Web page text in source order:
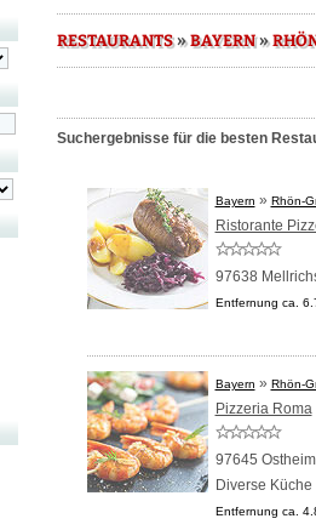
RESTAURANTS»BAYERN»
Suchergebnisse für die besten
Bayern » Rhön-
Ristorante
97638
Entfernung ca.
Bayern » Rhön-
Pizzeria Roma
97645
Diverse Küche
Entfernung ca.